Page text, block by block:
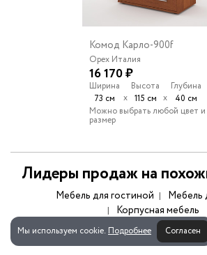
Мы используем cookie. Подробнее Согласен
Комод Карло-900f
Орех Италия
16 170 ₽
Ширина
73 см
х
Высота
115 см х
Глубина
40 см
Можно выбрать любой цвет и
размер
Лидеры продаж на
Мебель для гостиной
Мебель
Корпусная мебель